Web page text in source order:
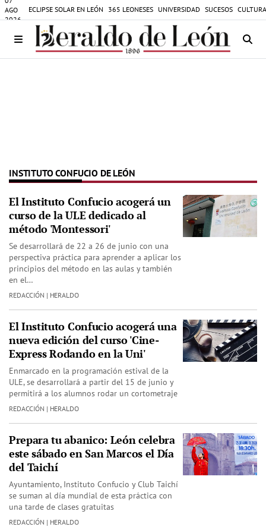
AGO
2026
ECLIPSE SOLAR EN LEÓN 365 LEONESES UNIVERSIDAD SUCESOS
INSTITUTO CONFUCIO DE LEÓN
El Instituto Confucio acogerá un
curso de la ULE dedicado al
método 'Montessori'
Se desarrollará de 22 a 26 de junio con una
perspectiva práctica para aprender a aplicar los
principios del método en las aulas y también
en el…
REDACCIÓN | HERALDO
El Instituto Confucio acogerá una
nueva edición del curso 'Cine-
Express Rodando en la Uni'
Enmarcado en la programación estival de la
ULE, se desarrollará a partir del 15 de junio y
permitirá a los alumnos rodar un cortometraje
REDACCIÓN | HERALDO
Prepara tu abanico: León celebra
este sábado en San Marcos el Día
del Taichí
Ayuntamiento, Instituto Confucio y Club Taichí
se suman al día mundial de esta práctica con
una tarde de clases gratuitas
REDACCIÓN | HERALDO